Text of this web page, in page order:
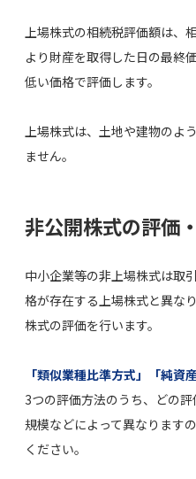
上場株式の相続税評価額は、
より財産を取得した日の最終
低い価格で評価します。
上場株式は、土地や建物のよ
ません。
非公開株式の評価
中小企業等の非上場株式は取
格が存在する上場株式と異な
株式の評価を行います。
「類似業種比準方式」「純資
3つの評価方法のうち、どの
規模などによって異なります
ください。